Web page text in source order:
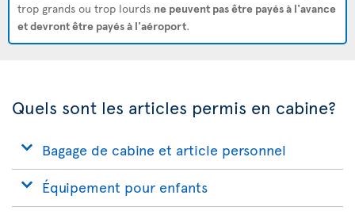
trop grands ou trop lourds ne peuvent pas être payés à l'avance
et devront être payés à l'aéroport.
Quels sont les articles permis en cabine?
Bagage de cabine et article personnel
Équipement pour enfants